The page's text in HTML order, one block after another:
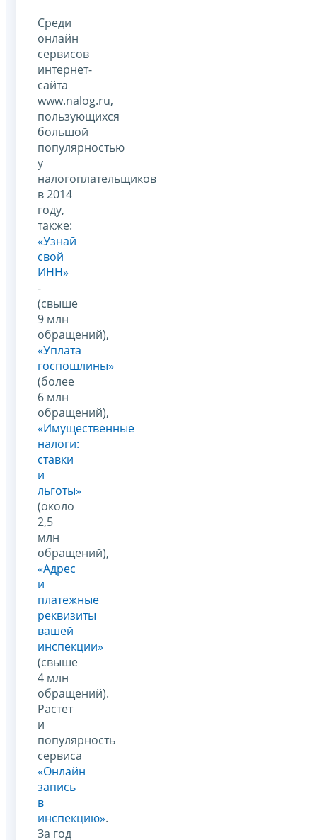
Среди
онлайн
сервисов
интернет-
сайта
www.nalog.ru,
пользующихся
большой
популярностью
у
налогоплательщиков
в 2014
году,
также:
«Узнай
свой
ИНН»
-
(свыше
9 млн
обращений),
«Уплата
госпошлины»
(более
6 млн
обращений),
«Имущественные
налоги:
ставки
и
льготы»
(около
2,5
млн
обращений),
«Адрес
и
платежные
реквизиты
вашей
инспекции»
(свыше
4 млн
обращений).
Растет
и
популярность
сервиса
«Онлайн
запись
в
инспекцию».
За год